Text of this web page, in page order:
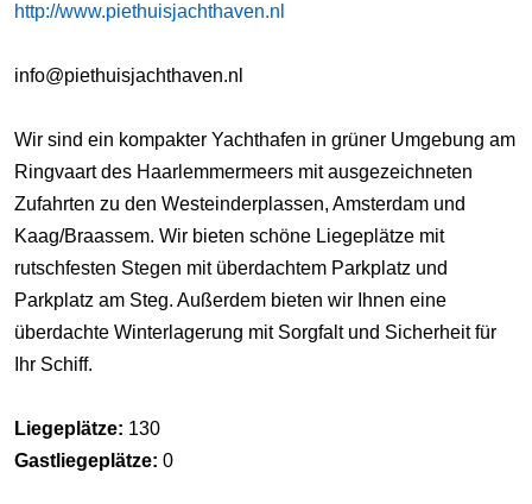
http://www.piethuisjachthaven.nl
info@piethuisjachthaven.nl
Wir sind ein kompakter Yachthafen in grüner Umgebung am
Ringvaart des Haarlemmermeers mit ausgezeichneten
Zufahrten zu den Westeinderplassen, Amsterdam und
Kaag/Braassem. Wir bieten schöne Liegeplätze mit
rutschfesten Stegen mit überdachtem Parkplatz und
Parkplatz am Steg. Außerdem bieten wir Ihnen eine
überdachte Winterlagerung mit Sorgfalt und Sicherheit für
Ihr Schiff.
Liegeplätze: 130
Gastliegeplätze: 0